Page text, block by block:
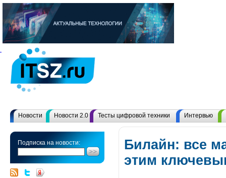
Новости Новости 2.0 Тесты цифровой техники Интервью
Подписка на новости:
Билайн: все
этим